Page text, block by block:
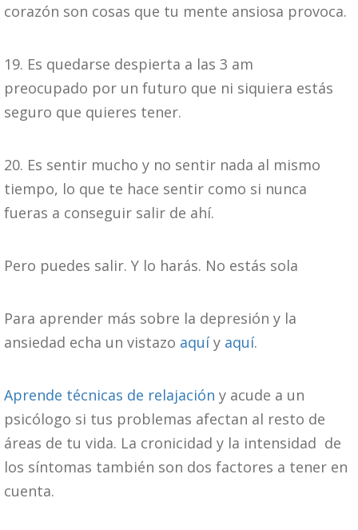
corazón son cosas que tu mente ansiosa provoca.
19. Es quedarse despierta a las 3 am
preocupado por un futuro que ni siquiera estás
seguro que quieres tener.
20. Es sentir mucho y no sentir nada al mismo
tiempo, lo que te hace sentir como si nunca
fueras a conseguir salir de ahí.
Pero puedes salir. Y lo harás. No estás sola
Para aprender más sobre la depresión y la
ansiedad echa un vistazo aquíy aquí.
Aprende técnicas de relajación y acude a un
psicólogo si tus problemas afectan al resto de
áreas de tu vida. La cronicidad y la intensidad de
los síntomas también son dos factores a tener en
cuenta.